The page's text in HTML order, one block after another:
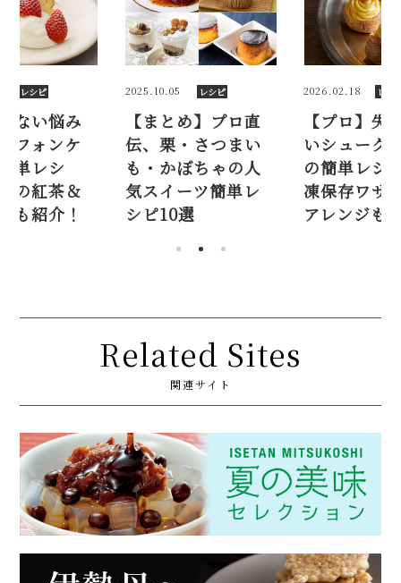
レシピ
い悩み
ォンケ
レシ
紅茶＆
紹介！
2025.10.05 レシピ
【まとめ】プロ直
伝、栗・さつまい
も・かぼちゃの人
気スイーツ簡単レ
シピ10選
2026.02.18 レシピ
【プロ】失敗
いシュークリ
の簡単レシピ
凍保存ワザや
アレンジも必
Related Sites
関連サイト